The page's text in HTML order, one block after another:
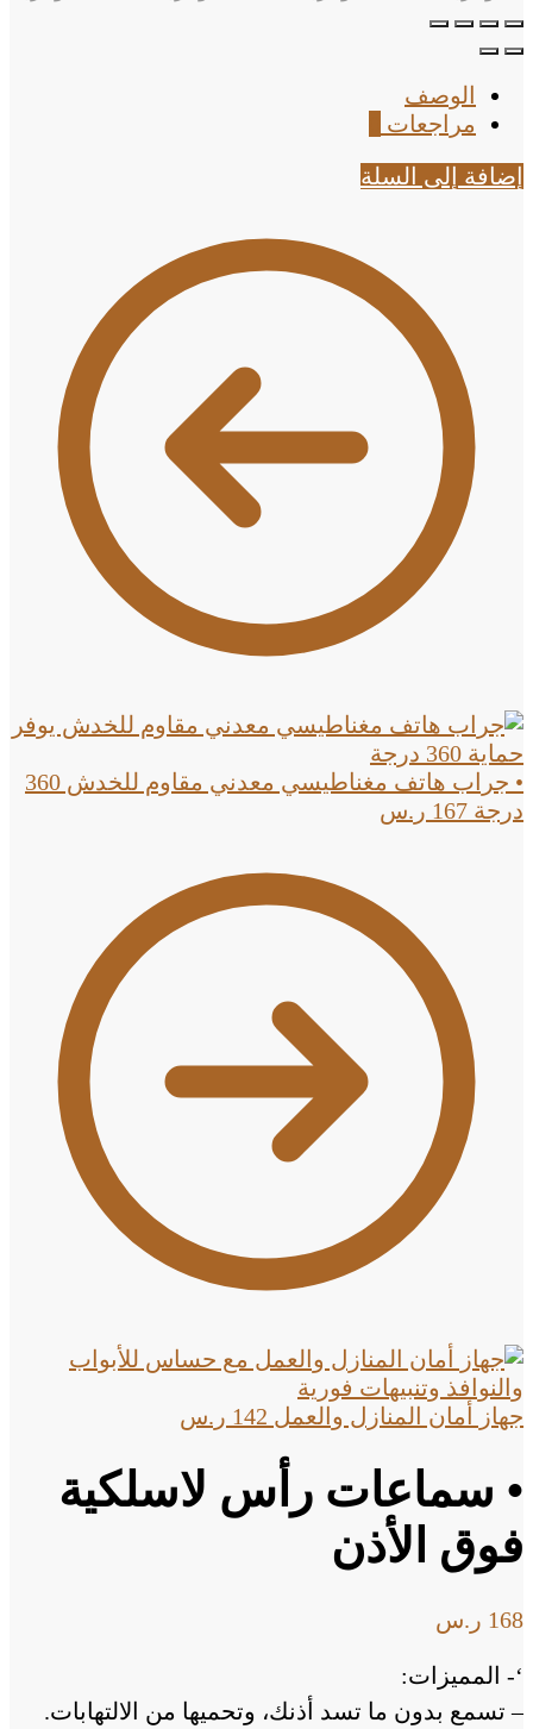
الوصف
مراجعات
إضافة إلى السلة
• جراب هاتف مغناطيسي معدني مقاوم للخدش 360
درجة 167 ر.س
جهاز أمان المنازل والعمل 142 ر.س
• سماعات رأس لاسلكية
فوق الأذن
168 ر.س
‘- المميزات:
– تسمع بدون ما تسد أذنك، وتحميها من الالتهابات.